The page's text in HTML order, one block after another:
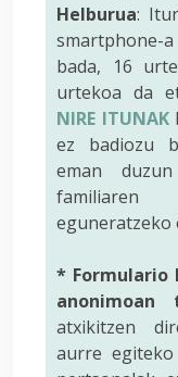
Helburua:
bada, 16
urtekoa da
NIRE ITUNAK
ez badiozu
eman
familiaren
eguneratzeko
* Formulario
atxikitzen
aurre